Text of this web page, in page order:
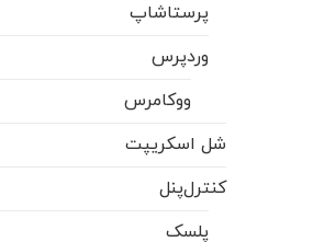
پرستاشاپ
وردپرس
ووکامرس
شل اسکریپت
کنترل‌پنل
پلسک